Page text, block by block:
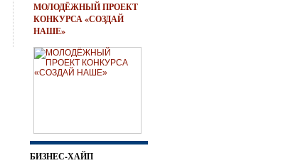
МОЛОДЁЖНЫЙ ПРОЕКТ
КОНКУРСА «СОЗДАЙ
НАШЕ»
БИЗНЕС-ХАЙП